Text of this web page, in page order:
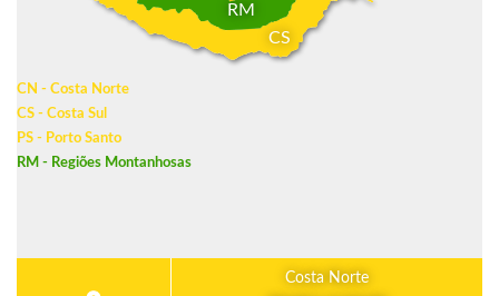
CS
RM
CN - Costa Norte
CS - Costa Sul
PS - Porto Santo
RM - Regiões Montanhosas
Costa Norte